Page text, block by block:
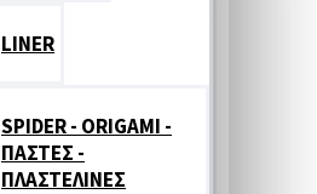
LINER
SPIDER - ORIGAMI -
ΠΑΣΤΕΣ -
ΠΛΑΣΤΕΛΙΝΕΣ